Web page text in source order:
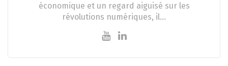
économique et un regard aiguisé sur les
révolutions numériques, il…